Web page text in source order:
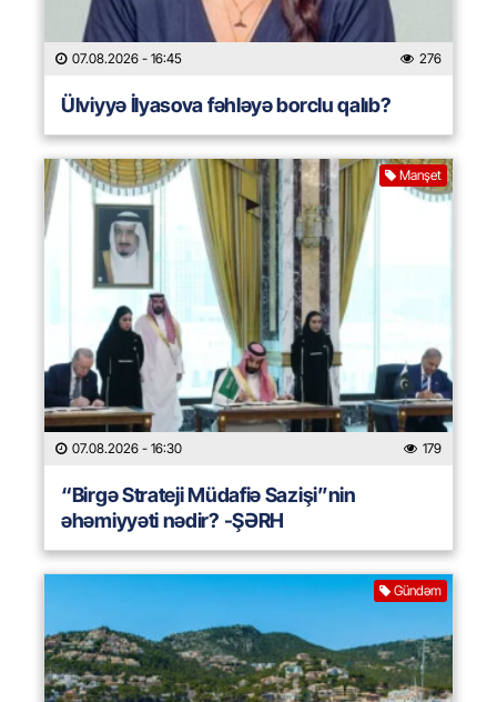
07.08.2026 - 16:45 276
Ülviyyə İlyasova fəhləyə borclu qalıb?
Manşet
07.08.2026 - 16:30 179
“Birgə Strateji Müdafiə Sazişi”nin
əhəmiyyəti nədir? -ŞƏRH
Gündəm